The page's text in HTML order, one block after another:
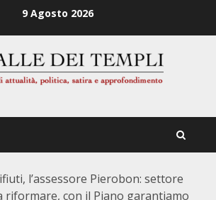
9 Agosto 2026
l’assessore Pierobon: settore
riformare, con il Piano garantiamo